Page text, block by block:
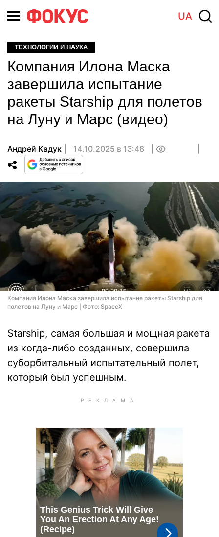
UA
ТЕХНОЛОГИИ И НАУКА
Компания Илона Маска
завершила испытание
ракеты Starship для полетов
на Луну и Марс (видео)
Андрей Кадук 14.10.2025 в 13:48
Компания Илона Маска завершила испытание ракеты Starship для
полетов на Луну и Марс | Фото: SpaceX
Starship, самая большая и мощная ракета
из когда-либо созданных, совершила
суборбитальный испытательный полет,
который был успешным.